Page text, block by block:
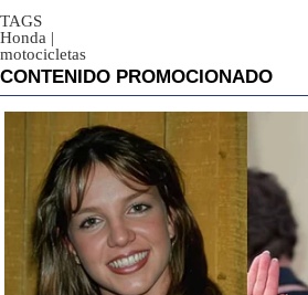
TAGS
Honda |
motocicletas